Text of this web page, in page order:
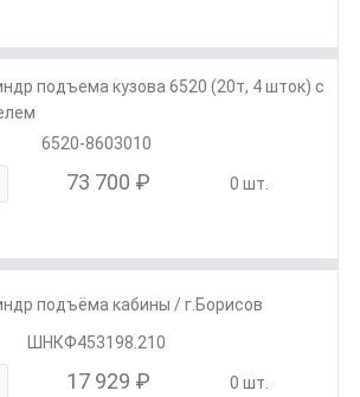
подъема кузова 6520 (20т, 4 шток) с
6520-8603010
73 700 ₽ 0 шт.
подъёма кабины / г.Борисов
ШНКФ453198.210
17 929 ₽ 0 шт.